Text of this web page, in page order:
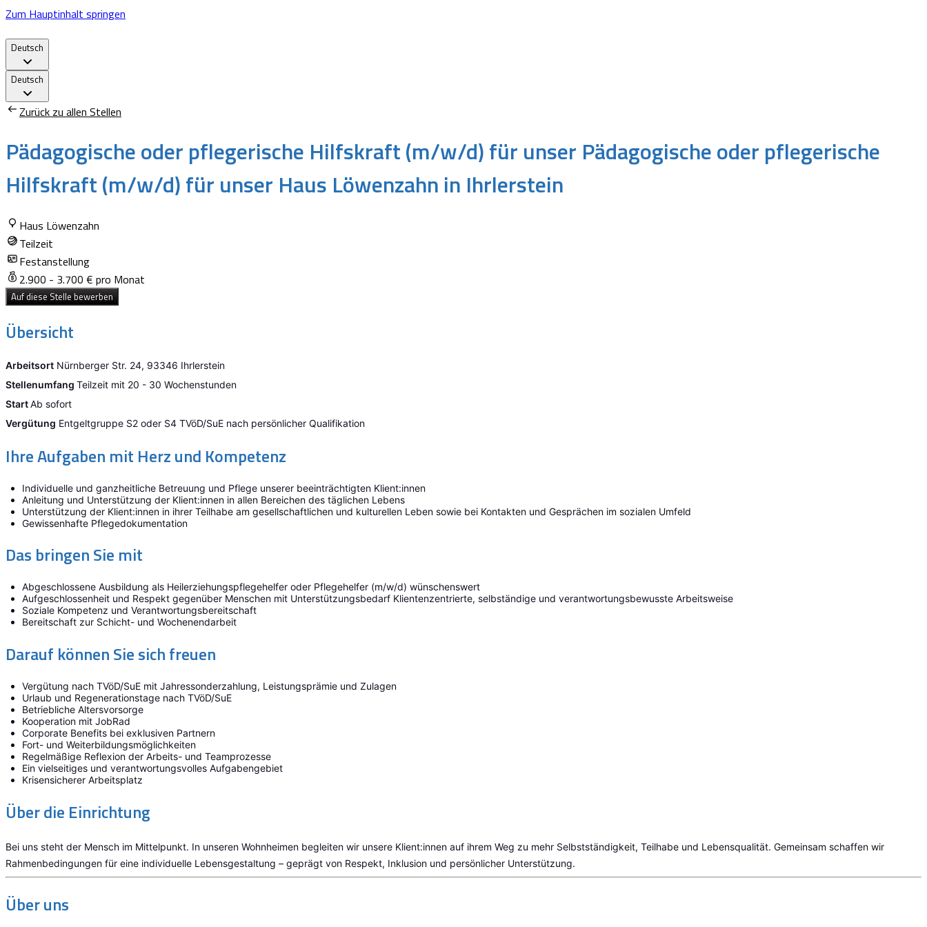
Zum Hauptinhalt springen
Deutsch
Deutsch
Zurück zu allen Stellen
Pädagogische oder pflegerische Hilfskraft (m/w/d) für unser Pädagogische oder pflegerische
Hilfskraft (m/w/d) für unser Haus Löwenzahn in Ihrlerstein
Haus Löwenzahn
Teilzeit
Festanstellung
2.900 - 3.700 € pro Monat
Auf diese Stelle bewerben
Übersicht
Arbeitsort Nürnberger Str. 24, 93346 Ihrlerstein
Stellenumfang Teilzeit mit 20 - 30 Wochenstunden
StartAb sofort
Vergütung Entgeltgruppe S2 oder S4 TVöD/SuE nach persönlicher Qualifikation
Ihre Aufgaben mit Herz und Kompetenz
Individuelle und ganzheitliche Betreuung und Pflege unserer beeinträchtigten Klient:innen
Anleitung und Unterstützung der Klient:innen in allen Bereichen des täglichen Lebens
Unterstützung der Klient:innen in ihrer Teilhabe am gesellschaftlichen und kulturellen Leben sowie bei Kontakten und Gesprächen im sozialen Umfeld
Gewissenhafte Pflegedokumentation
Das bringen Sie mit
Abgeschlossene Ausbildung als Heilerziehungspflegehelfer oder Pflegehelfer (m/w/d) wünschenswert
Aufgeschlossenheit und Respekt gegenüber Menschen mit Unterstützungsbedarf Klientenzentrierte, selbständige und verantwortungsbewusste Arbeitsweise
Soziale Kompetenz und Verantwortungsbereitschaft
Bereitschaft zur Schicht- und Wochenendarbeit
Darauf können Sie sich freuen
Vergütung nach TVöD/SuE mit Jahressonderzahlung, Leistungsprämie und Zulagen
Urlaub und Regenerationstage nach TVöD/SuE
Betriebliche Altersvorsorge
Kooperation mit JobRad
Corporate Benefits bei exklusiven Partnern
Fort- und Weiterbildungsmöglichkeiten
Regelmäßige Reflexion der Arbeits- und Teamprozesse
Ein vielseitiges und verantwortungsvolles Aufgabengebiet
Krisensicherer Arbeitsplatz
Über die Einrichtung
Bei uns steht der Mensch im Mittelpunkt. In unseren Wohnheimen begleiten wir unsere Klient:innen auf ihrem Weg zu mehr Selbstständigkeit, Teilhabe und Lebensqualität. Gemeinsam schaffen wir
Rahmenbedingungen für eine individuelle Lebensgestaltung – geprägt von Respekt, Inklusion und persönlicher Unterstützung.
Über uns